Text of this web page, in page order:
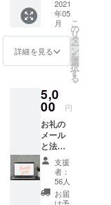
難しい
方に
は、録
画映像
のURL
送りい
たしま
支援い
ただい
た方か
らリク
エスト
をいた
だきま
2021
年05
月
詳細を見る
こ
の
リ
タ
ー
ン
を
選
択
す
る
5,0
00 円
お礼の
メール
と法人
設立の
ご報告
メール
をお送
りいた
支援
者：
56人
お届